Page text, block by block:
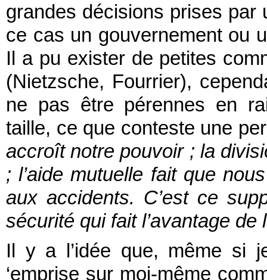
grandes décisions prises par
ce cas un gouvernement ou
Il a pu exister de petites
(Nietzsche, Fourrier),
ne pas être pérennes en
taille, ce que conteste une
accroît notre pouvoir ; la
; l’aide mutuelle fait que
aux accidents. C’est ce
sécurité qui fait l’avantage de
Il y a l’idée que, même si
‘emprise sur moi-même